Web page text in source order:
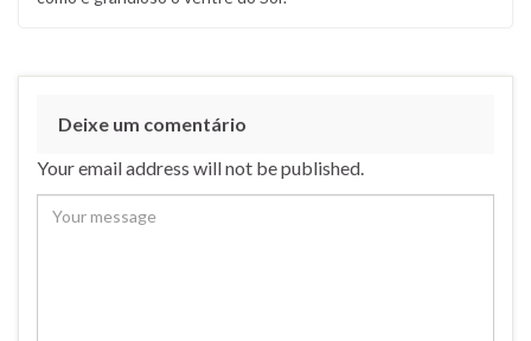
Deixe um comentário
Your email address will not be published.